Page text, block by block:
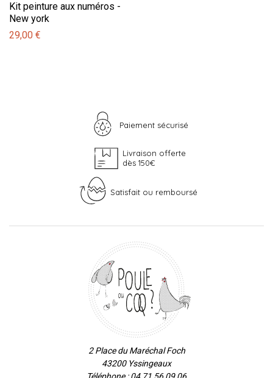
Kit peinture aux numéros -
New york
29,00 €
Paiement sécurisé
Livraison offerte
dès 150€
Satisfait ou remboursé
2 Place du Maréchal Foch
43200 Yssingeaux